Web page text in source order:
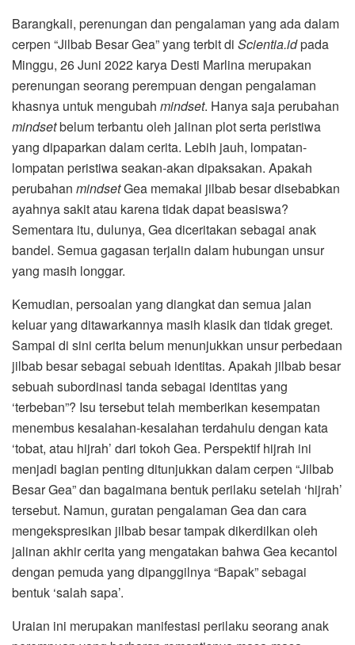
Barangkali, perenungan dan pengalaman yang ada dalam
cerpen “Jilbab Besar Gea” yang terbit di Scientia.idpada
Minggu, 26 Juni 2022 karya Desti Marlina merupakan
perenungan seorang perempuan dengan pengalaman
khasnya untuk mengubah mindset. Hanya saja perubahan
mindsetbelum terbantu oleh jalinan plot serta peristiwa
yang dipaparkan dalam cerita. Lebih jauh, lompatan-
lompatan peristiwa seakan-akan dipaksakan. Apakah
perubahan mindsetGea memakai jilbab besar disebabkan
ayahnya sakit atau karena tidak dapat beasiswa?
Sementara itu, dulunya, Gea diceritakan sebagai anak
bandel. Semua gagasan terjalin dalam hubungan unsur
yang masih longgar.
Kemudian, persoalan yang diangkat dan semua jalan
keluar yang ditawarkannya masih klasik dan tidak greget.
Sampai di sini cerita belum menunjukkan unsur perbedaan
jilbab besar sebagai sebuah identitas. Apakah jilbab besar
sebuah subordinasi tanda sebagai identitas yang
‘terbeban”? Isu tersebut telah memberikan kesempatan
menembus kesalahan-kesalahan terdahulu dengan kata
‘tobat, atau hijrah’ dari tokoh Gea. Perspektif hijrah ini
menjadi bagian penting ditunjukkan dalam cerpen “Jilbab
Besar Gea” dan bagaimana bentuk perilaku setelah ‘hijrah’
tersebut. Namun, guratan pengalaman Gea dan cara
mengekspresikan jilbab besar tampak dikerdilkan oleh
jalinan akhir cerita yang mengatakan bahwa Gea kecantol
dengan pemuda yang dipanggilnya “Bapak” sebagai
bentuk ‘salah sapa’.
Uraian ini merupakan manifestasi perilaku seorang anak